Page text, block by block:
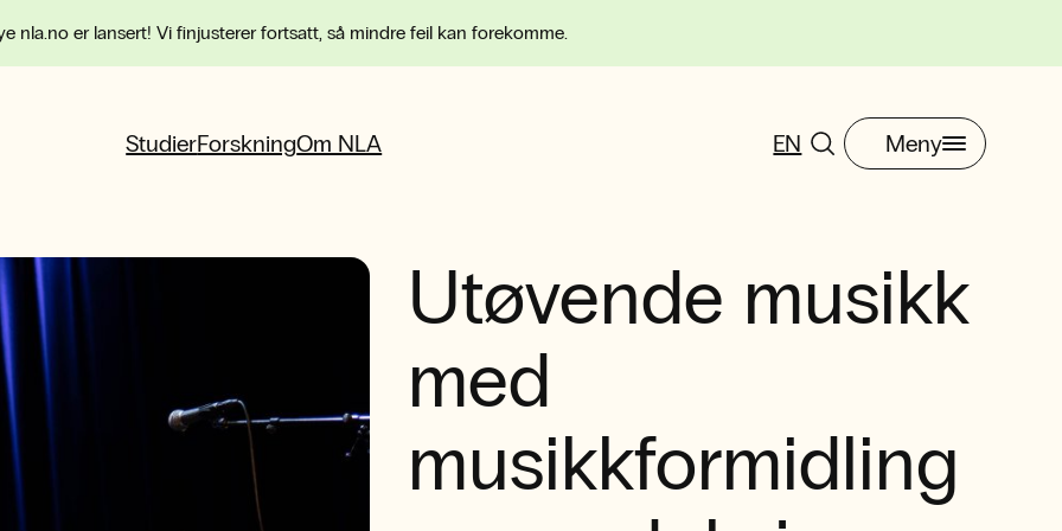
nla.no er lansert! Vi finjusterer fortsatt, så mindre feil kan forekomme.
StudierForskningOm NLA EN Meny
Utøvende musikk
med
musikkformidling